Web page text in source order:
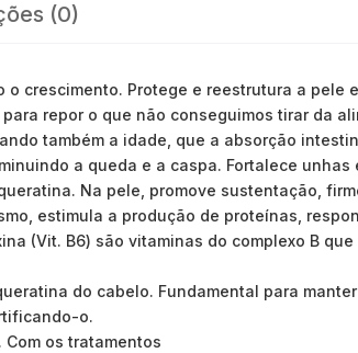
(0)
crescimento. Protege e reestrutura a pele
repor o que não conseguimos tirar da
também a idade, que a absorção
a queda e a caspa. Fortalece unhas
Na pele, promove sustentação,
estimula a produção de proteínas,
(Vit. B6) são vitaminas do complexo B
do cabelo. Fundamental para
o.
os tratamentos